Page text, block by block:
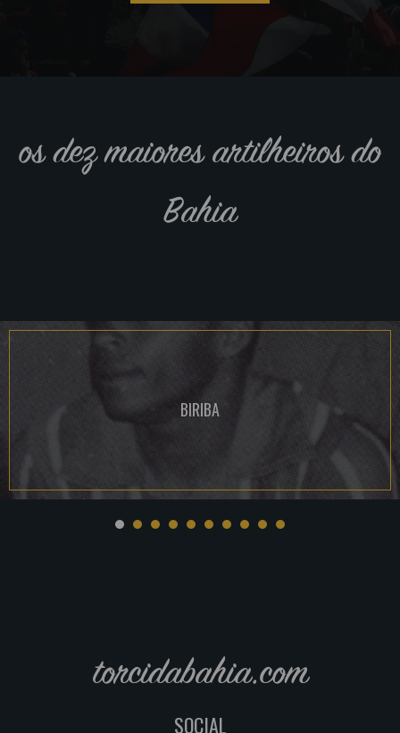
os dez maiores artilheiros do
Bahia
BIRIBA
torcidabahia.com
SOCIAL